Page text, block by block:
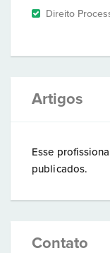
Direito
Artigos
Esse
publicados.
Contato